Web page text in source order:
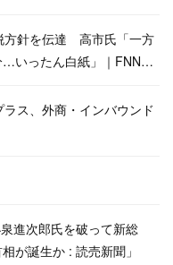
方針を伝達 高市氏「一方
…いったん白紙」｜FNN…
ス、外商・インバウンド
進次郎氏を破って新総
が誕生か : 読売新聞」